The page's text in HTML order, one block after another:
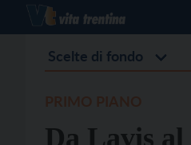
Scelte di fondo
Da Lavis al